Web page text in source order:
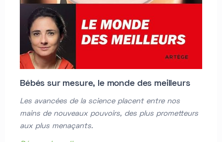
Bébés sur mesure, le monde des meilleurs
Les avancées de la science placent entre nos
mains de nouveaux pouvoirs, des plus prometteurs
aux plus menaçants.